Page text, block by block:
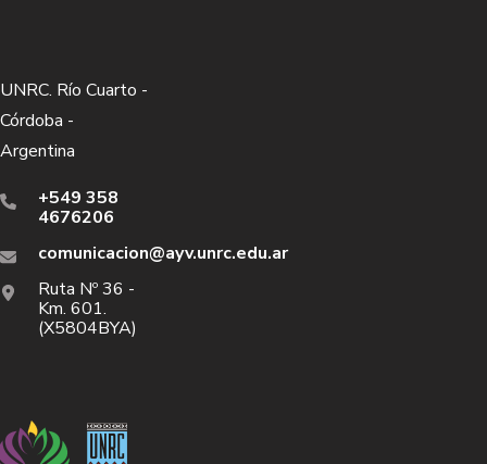
UNRC. Río Cuarto -
Córdoba -
Argentina
+549 358
4676206
comunicacion@ayv.unrc.edu.ar
Ruta Nº 36 -
Km. 601.
(X5804BYA)